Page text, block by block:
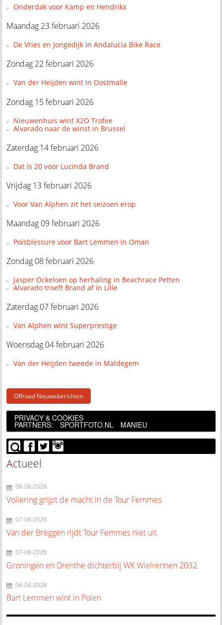
Onderdak voor Kamp en Hendrikx
Maandag 23 februari 2026
De Vries en Jongedijk in Andalucia Bike Race
Zondag 22 februari 2026
Van der Heijden wint in Oostmalle
Zondag 15 februari 2026
Nieuwenhuis wint X2O Trofee
Alvarado naar de winst in Brussel
Zaterdag 14 februari 2026
Dat is 20 voor Lucinda Brand
Vrijdag 13 februari 2026
Voor Van Alphen zit het seizoen erop
Maandag 09 februari 2026
Polsblessure voor Bart Lemmen in Oman
Zondag 08 februari 2026
Jasper Ockeloen op herhaling in Beachrace Petten
Alvarado troeft Brand af in Lille
Zaterdag 07 februari 2026
Van Alphen wint Superprestige
Woensdag 04 februari 2026
Van der Heijden tweede in Maldegem
Offroad Nieuwsberichten
PRIVACY & COOKIES
PARTNERS: SPORTFOTO.NL MANIEU
Actueel
08-08-2026
Vollering grijpt de macht in de Tour Femmes
07-08-2026
Van der Breggen rijdt Tour Femmes niet uit
07-08-2026
Groningen en Drenthe dichterbij WK Wielrennen 2032
06-08-2026
Bart Lemmen wint in Polen